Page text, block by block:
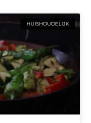
HUISHOUDELIJK